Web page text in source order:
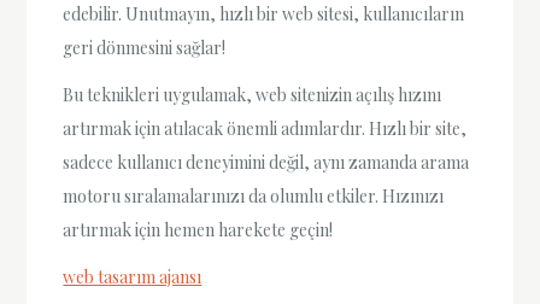
edebilir. Unutmayın, hızlı bir web sitesi, kullanıcıların
geri dönmesini sağlar!
Bu teknikleri uygulamak, web sitenizin açılış hızını
artırmak için atılacak önemli adımlardır. Hızlı bir site,
sadece kullanıcı deneyimini değil, aynı zamanda arama
motoru sıralamalarınızı da olumlu etkiler. Hızınızı
artırmak için hemen harekete geçin!
web tasarım ajansı